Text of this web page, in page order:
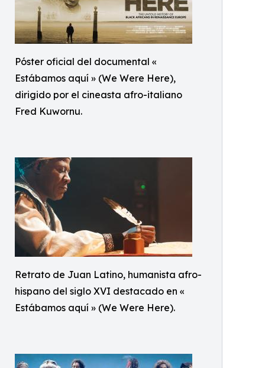
Póster oficial del documental «
Estábamos aquí » (We Were Here),
dirigido por el cineasta afro-italiano
Fred Kuwornu.
Retrato de Juan Latino, humanista afro-
hispano del siglo XVI destacado en «
Estábamos aquí » (We Were Here).